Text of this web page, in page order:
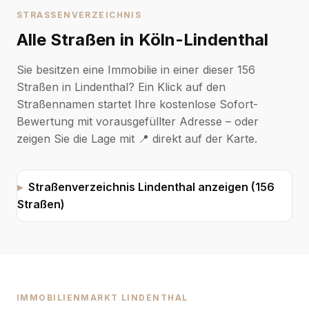
STRASSENVERZEICHNIS
Alle Straßen in Köln-Lindenthal
Sie besitzen eine Immobilie in einer dieser 156
Straßen in Lindenthal? Ein Klick auf den
Straßennamen startet Ihre kostenlose Sofort-
Bewertung mit vorausgefüllter Adresse – oder
zeigen Sie die Lage mit 📍 direkt auf der Karte.
Straßenverzeichnis Lindenthal anzeigen (156
Straßen)
IMMOBILIENMARKT LINDENTHAL